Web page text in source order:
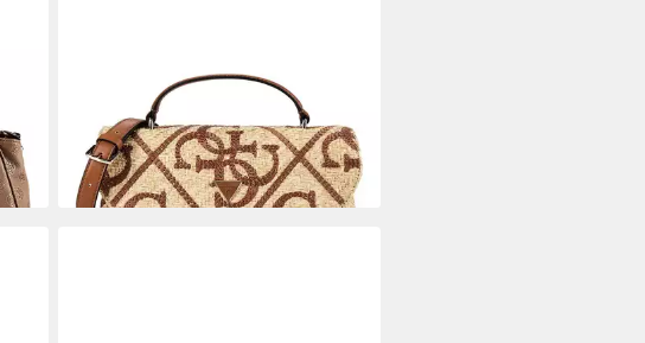
ab 106,21 € UVP 135,00 €
lieferbar - in 2-3 Werktagen bei dir